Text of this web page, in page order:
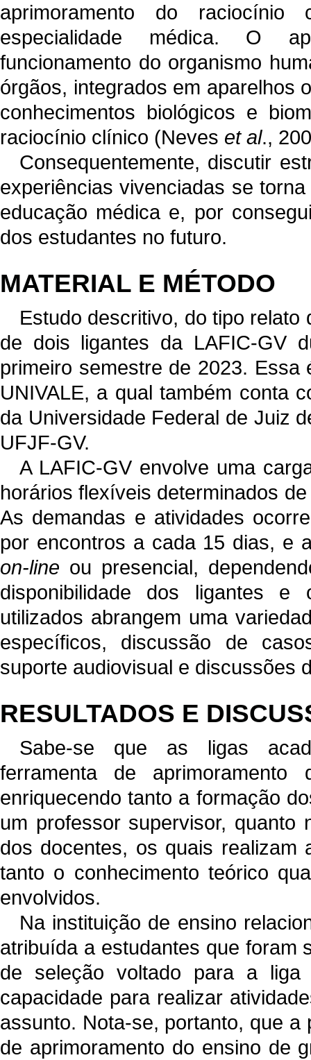
aprimoramento do
especialidade médica. O
funcionamento do organismo
órgãos, integrados em aparelhos
conhecimentos biológicos e
raciocínio clínico (Neves et al.,
Consequentemente, discutir
experiências vivenciadas se
educação médica e, por
dos estudantes no futuro.
MATERIAL E MÉTODO
Estudo descritivo, do tipo
de dois ligantes da LAFIC-GV
primeiro semestre de 2023.
UNIVALE, a qual também conta
da Universidade Federal de Juiz
UFJF-GV.
A LAFIC-GV envolve uma
horários flexíveis determinados
As demandas e atividades
por encontros a cada 15 dias, e
on-line ou presencial,
disponibilidade dos ligantes e
utilizados abrangem uma
específicos, discussão de
suporte audiovisual e discussões
RESULTADOS E
Sabe-se que as ligas
ferramenta de aprimoramento
enriquecendo tanto a formação
um professor supervisor, quanto
dos docentes, os quais realizam
tanto o conhecimento teórico
envolvidos.
Na instituição de ensino
atribuída a estudantes que foram
de seleção voltado para a liga
capacidade para realizar
assunto. Nota-se, portanto, que
de aprimoramento do ensino de